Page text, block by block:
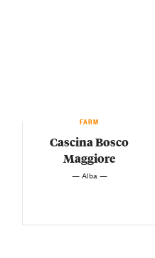
FARM
Cascina Bosco
Maggiore
— Alba —